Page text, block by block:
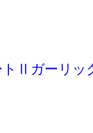
トⅡガーリッ